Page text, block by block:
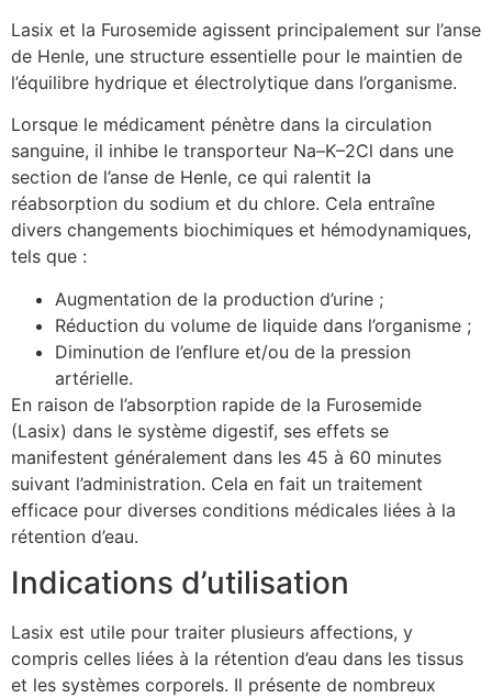
Lasix et la Furosemide agissent principalement sur l’anse
de Henle, une structure essentielle pour le maintien de
l’équilibre hydrique et électrolytique dans l’organisme.
Lorsque le médicament pénètre dans la circulation
sanguine, il inhibe le transporteur Na–K–2Cl dans une
section de l’anse de Henle, ce qui ralentit la
réabsorption du sodium et du chlore. Cela entraîne
divers changements biochimiques et hémodynamiques,
tels que :
Augmentation de la production d’urine ;
Réduction du volume de liquide dans l’organisme ;
Diminution de l’enflure et/ou de la pression
artérielle.
En raison de l’absorption rapide de la Furosemide
(Lasix) dans le système digestif, ses effets se
manifestent généralement dans les 45 à 60 minutes
suivant l’administration. Cela en fait un traitement
efficace pour diverses conditions médicales liées à la
rétention d’eau.
Indications d’utilisation
Lasix est utile pour traiter plusieurs affections, y
compris celles liées à la rétention d’eau dans les tissus
et les systèmes corporels. Il présente de nombreux